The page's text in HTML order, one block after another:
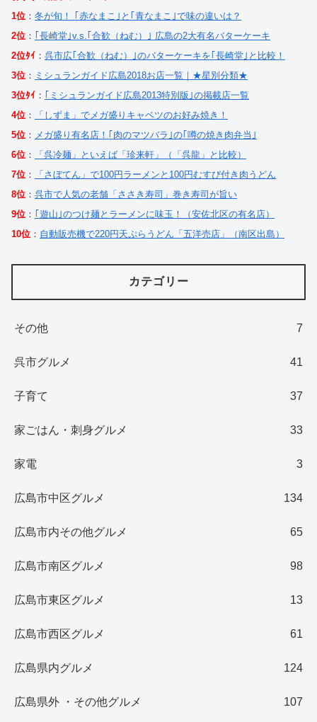
1位 ： 冬が旬！ ｢赤なまこ｣と｢青なまこ｣で味の違いは？
2位 ：
｢長崎堂｣v.s.｢合歓（ねむ）｣ 広島の2大有名バターケーキ
2位ﾀｲ ： 呉市広｢合歓（ねむ）｣のバターケーキを｢長崎堂｣と比較！
3位 ： ミシュランガイド広島2018お店一覧｜★星別分類★
3位ﾀｲ ：
｢ミシュランガイド広島2013特別版｣の掲載店一覧
4位 ：
「しずま」でメガ盛りキャベツのお好み焼き！
5位 ： メガ盛り有名店！｢肉のマツバラ｣の｢噂の焼き肉弁当｣
6位 ：
「呉冷麺」といえば「珍来軒」（「呉龍」と比較）
7位 ：
「さぼてん」で100円ラーメンと100円むすび付き肉うどん
8位 ： 呉市で人気の老舗「ささき寿司」巻き寿司が旨い
9位 ：
｢遊山｣のつけ麺とラーメンに味玉！（安佐北区の有名店）
10位 ： 自動販売機で220円天ぷらうどん「五洋売店」（南区出島）
カテゴリー
その他 7
呉市グルメ 41
子育て 37
家ごはん・刺身グルメ 33
家電 3
広島市中区グルメ 134
広島市内その他グルメ 65
広島市南区グルメ 98
広島市東区グルメ 13
広島市西区グルメ 61
広島県内グルメ 124
広島県外 ・その他グルメ 107